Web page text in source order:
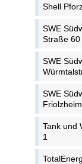
Shell
SWE
Straße 60
SWE
SWE
Tank und
1